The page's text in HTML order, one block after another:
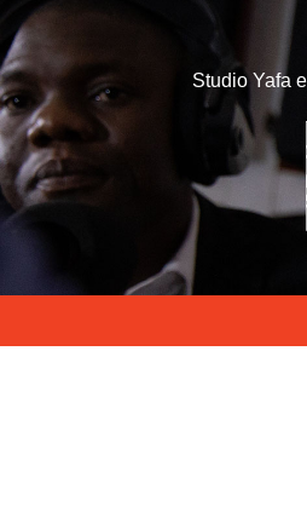
Studio Yafa